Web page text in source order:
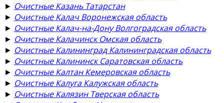
► Очистные Казань Татарстан
► Очистные Калач Воронежская область
► Очистные Калач-на-Дону Волгоградская область
► Очистные Калачинск Омская область
► Очистные Калининград Калининградская область
► Очистные Калининск Саратовская область
► Очистные Калтан Кемеровская область
► Очистные Калуга Калужская область
► Очистные Калязин Тверская область